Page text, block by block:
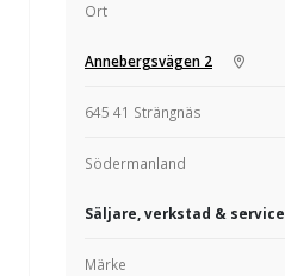
Ort
Annebergsvägen 2
645 41 Strängnäs
Södermanland
Säljare, verkstad & service
Märke